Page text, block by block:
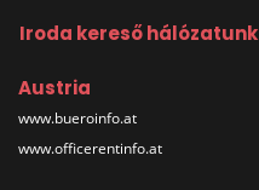
Iroda kereső hálózatunk
Austria
www.bueroinfo.at
www.officerentinfo.at